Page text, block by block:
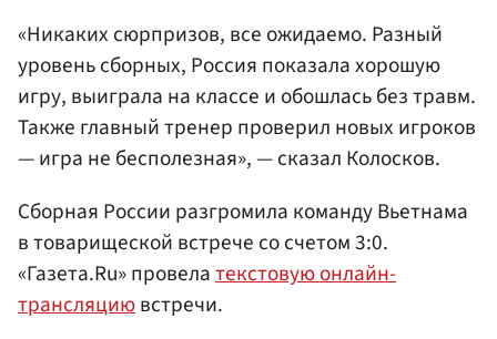
«Никаких сюрпризов, все ожидаемо. Разный
уровень сборных, Россия показала хорошую
игру, выиграла на классе и обошлась без травм.
Также главный тренер проверил новых игроков
— игра не бесполезная», — сказал Колосков.
Сборная России разгромила команду Вьетнама
в товарищеской встрече со счетом 3:0.
«Газета.Ru» провелатекстовую онлайн-
трансляциювстречи.